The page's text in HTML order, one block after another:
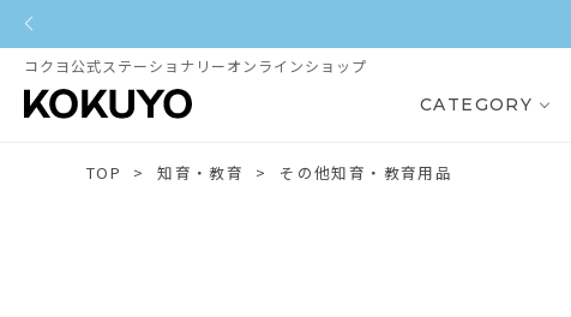
コクヨ公式ステーショナリーオンラインショップ
CATEGORY
TOP 知育・教育 その他知育・教育用品